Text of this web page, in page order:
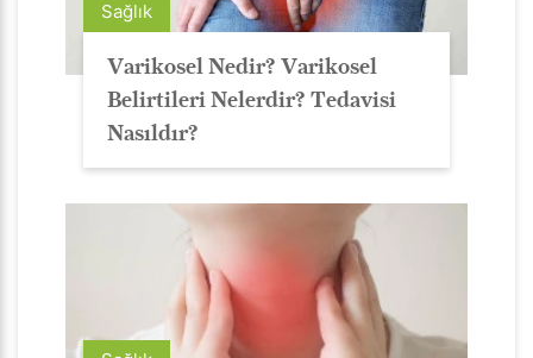
Sağlık
Varikosel Nedir? Varikosel
Belirtileri Nelerdir? Tedavisi
Nasıldır?